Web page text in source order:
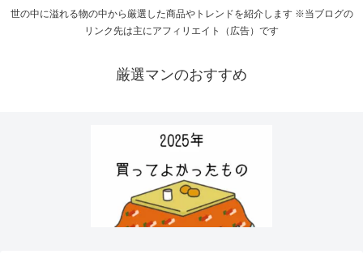
世の中に溢れる物の中から厳選した商品やトレンドを紹介します ※当ブログの
リンク先は主にアフィリエイト（広告）です
厳選マンのおすすめ